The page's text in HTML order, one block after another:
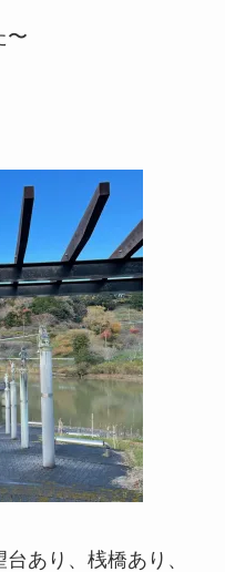
〜
あり、桟橋あり、